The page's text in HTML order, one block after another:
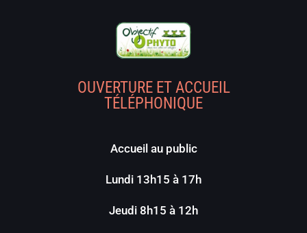
OUVERTURE ET ACCUEIL
TÉLÉPHONIQUE
Accueil au public
Lundi 13h15 à 17h
Jeudi 8h15 à 12h